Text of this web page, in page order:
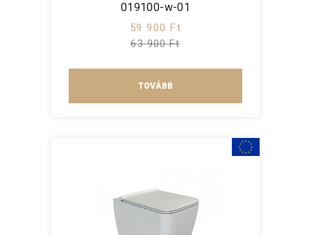
019100-w-01
59 900 Ft
63 900 Ft
TOVÁBB